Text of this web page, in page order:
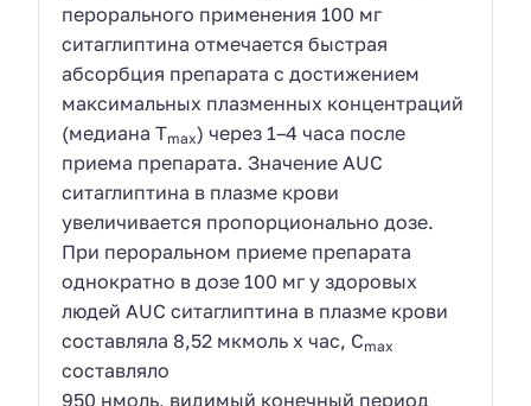
перорального применения 100 мг
ситаглиптина отмечается быстрая
абсорбция препарата с достижением
максимальных плазменных концентраций
(медиана Tmax) через 1–4 часа после
приема препарата. Значение AUC
ситаглиптина в плазме крови
увеличивается пропорционально дозе.
При пероральном приеме препарата
однократно в дозе 100 мг у здоровых
людей AUC ситаглиптина в плазме крови
составляла 8,52 мкмоль х час, Cmax
составляло
950 нмоль, видимый конечный период